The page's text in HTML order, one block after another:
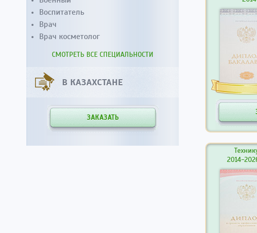
2014-
Воспитатель
Врач
Врач косметолог
СМОТРЕТЬ ВСЕ СПЕЦИАЛЬНОСТИ
В КАЗАХСТАНЕ
ЗАКАЗАТЬ